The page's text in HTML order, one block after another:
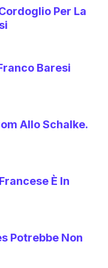
Per La
Baresi
Allo Schalke.
È In
Potrebbe Non